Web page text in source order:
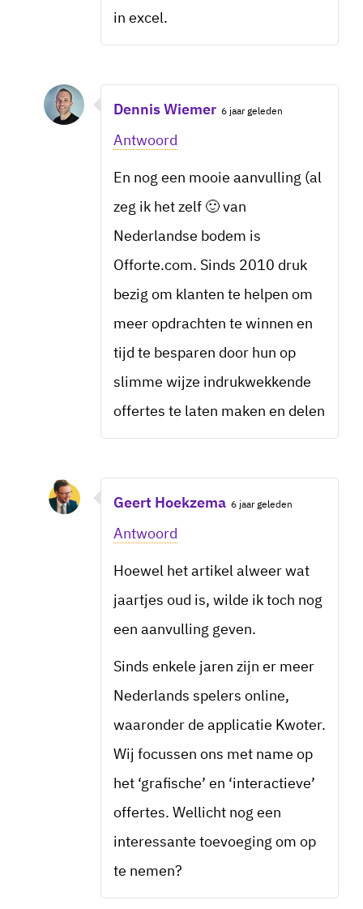
in excel.
Dennis Wiemer 6 jaar geleden
Antwoord
En nog een mooie aanvulling (al
zeg ik het zelf 🙂 van
Nederlandse bodem is
Offorte.com. Sinds 2010 druk
bezig om klanten te helpen om
meer opdrachten te winnen en
tijd te besparen door hun op
slimme wijze indrukwekkende
offertes te laten maken en delen
Geert Hoekzema 6 jaar geleden
Antwoord
Hoewel het artikel alweer wat
jaartjes oud is, wilde ik toch nog
een aanvulling geven.
Sinds enkele jaren zijn er meer
Nederlands spelers online,
waaronder de applicatie Kwoter.
Wij focussen ons met name op
het ‘grafische’ en ‘interactieve’
offertes. Wellicht nog een
interessante toevoeging om op
te nemen?